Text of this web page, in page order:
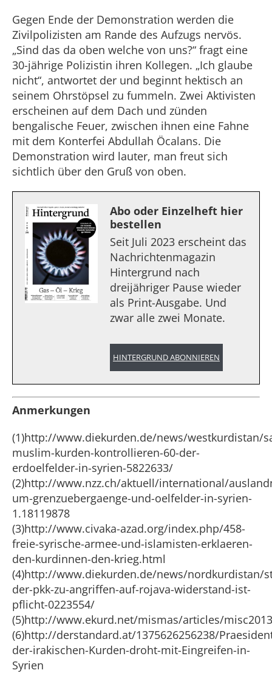
Gegen Ende der Demonstration werden die
Zivilpolizisten am Rande des Aufzugs nervös.
„Sind das da oben welche von uns?“ fragt eine
30-jährige Polizistin ihren Kollegen. „Ich glaube
nicht“, antwortet der und beginnt hektisch an
seinem Ohrstöpsel zu fummeln. Zwei Aktivisten
erscheinen auf dem Dach und zünden
bengalische Feuer, zwischen ihnen eine Fahne
mit dem Konterfei Abdullah Öcalans. Die
Demonstration wird lauter, man freut sich
sichtlich über den Gruß von oben.
Abo oder Einzelheft hier
bestellen
Seit Juli 2023 erscheint das
Nachrichtenmagazin
Hintergrund nach
dreijähriger Pause wieder
als Print-Ausgabe. Und
zwar alle zwei Monate.
HINTERGRUND ABONNIEREN
Anmerkungen
(1)http://www.diekurden.de/news/westkurdistan/
muslim-kurden-kontrollieren-60-der-
erdoelfelder-in-syrien-5822633/
(2)http://www.nzz.ch/aktuell/international/
um-grenzuebergaenge-und-oelfelder-in-syrien-
1.18119878
(3)http://www.civaka-azad.org/index.php/458-
freie-syrische-armee-und-islamisten-erklaeren-
den-kurdinnen-den-krieg.html
(4)http://www.diekurden.de/news/nordkurdistan/
der-pkk-zu-angriffen-auf-rojava-widerstand-ist-
pflicht-0223554/
(5)http://www.ekurd.net/mismas/articles/
(6)http://derstandard.at/1375626256238/
der-irakischen-Kurden-droht-mit-Eingreifen-in-
Syrien